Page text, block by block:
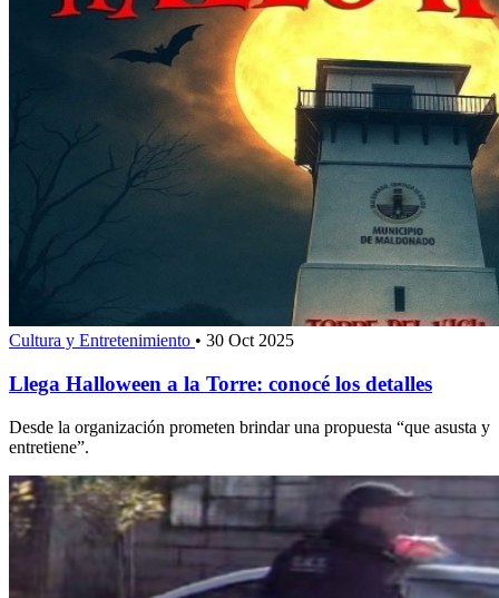
Cultura y Entretenimiento • 30 Oct 2025
Llega Halloween a la Torre: conocé los detalles
Desde la organización prometen brindar una propuesta “que asusta y
entretiene”.